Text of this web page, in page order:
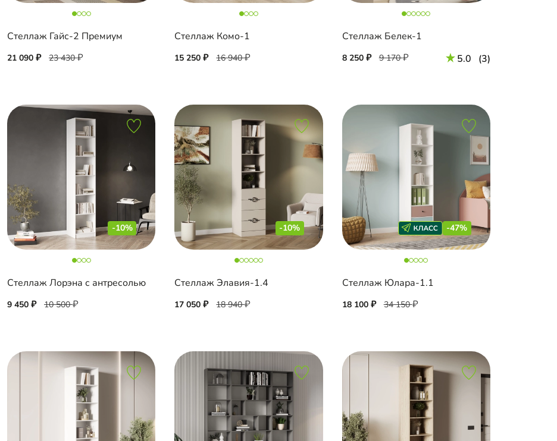
Стеллаж Гайс-2 Премиум
21 090 23 430
Стеллаж Комо-1
15 250 16 940
Стеллаж Белек-1
8 250 9 170 5.0 (3)
-10%
Стеллаж Лорэна с антресолью
9 450 10 500
-10%
Стеллаж Элавия-1.4
17 050 18 940
-47%
Стеллаж Юлара-1.1
18 100 34 150